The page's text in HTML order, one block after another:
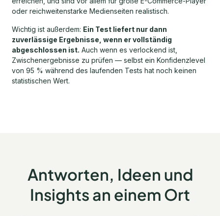
oder reichweitenstarke Medienseiten realistisch.
Wichtig ist außerdem: Ein Test liefert nur dann
zuverlässige Ergebnisse, wenn er vollständig
abgeschlossen ist. Auch wenn es verlockend ist,
Zwischenergebnisse zu prüfen — selbst ein Konfidenzlevel
von 95 % während des laufenden Tests hat noch keinen
statistischen Wert.
Antworten, Ideen und
Insights an einem Ort